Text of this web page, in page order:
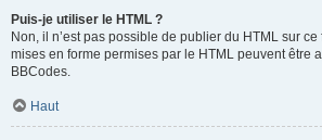
Puis-je utiliser le HTML ?
Non, il n’est pas possible de publier du HTML sur
mises en forme permises par le HTML peuvent être
BBCodes.
Haut